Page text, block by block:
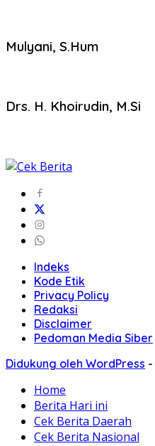
Mulyani, S.Hum
Drs. H. Khoirudin, M.Si
Indeks
Kode Etik
Privacy Policy
Redaksi
Disclaimer
Pedoman Media Siber
Didukung oleh WordPress -
Home
Berita Hari ini
Cek Berita Daerah
Cek Berita Nasional